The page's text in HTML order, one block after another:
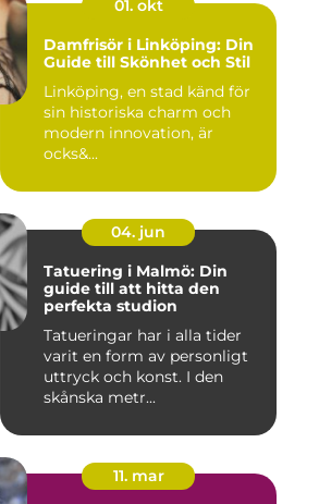
01. okt
Damfrisör i Linköping: Din
Guide till Skönhet och Stil
Linköping, en stad känd för
sin historiska charm och
modern innovation, är
ocks&...
04. jun
Tatuering i Malmö: Din
guide till att hitta den
perfekta studion
Tatueringar har i alla tider
varit en form av personligt
uttryck och konst. I den
skånska metr...
11. mar